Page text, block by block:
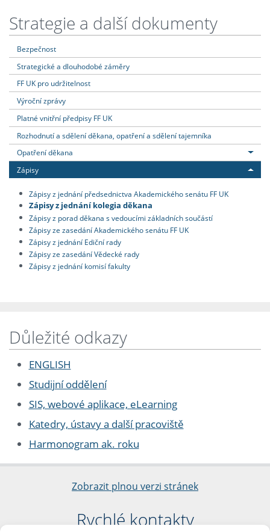
Strategie a další dokumenty
Bezpečnost
Strategické a dlouhodobé záměry
FF UK pro udržitelnost
Výroční zprávy
Platné vnitřní předpisy FF UK
Rozhodnutí a sdělení děkana, opatření a sdělení tajemníka
Opatření děkana
Zápisy
Zápisy z jednání předsednictva Akademického senátu FF UK
Zápisy z jednání kolegia děkana
Zápisy z porad děkana s vedoucími základních součástí
Zápisy ze zasedání Akademického senátu FF UK
Zápisy z jednání Ediční rady
Zápisy ze zasedání Vědecké rady
Zápisy z jednání komisí fakulty
Důležité odkazy
ENGLISH
Studijní oddělení
SIS, webové aplikace, eLearning
Katedry, ústavy a další pracoviště
Harmonogram ak. roku
Zobrazit plnou verzi stránek
Rychlé kontakty